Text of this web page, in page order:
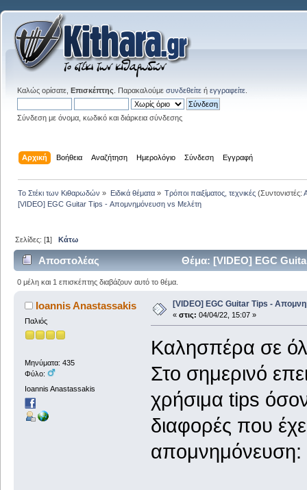
Καλώς ορίσατε, Επισκέπτης . Παρακαλούμε συνδεθείτε ή εγγραφείτε
Σύνδεση με όνομα, κωδικό και διάρκεια σύνδεσης
Αρχική Βοήθεια Αναζήτηση Ημερολόγιο Σύνδεση Εγγραφή
Το Στέκι των Κιθαρωδών » Ειδικά θέματα» Τρόποι παιξίματος, τεχνικές(Συντονιστές:
[VIDEO] EGC Guitar Tips - Απομνημόνευση vs Μελέτη
Σελίδες: [1]Κάτω
Αποστολέας Θέμα: [VIDEO] EGC
0 μέλη και 1 επισκέπτης διαβάζουν αυτό το θέμα.
Ioannis Anastassakis
Παλιός
Μηνύματα: 435
Φύλο:
Ioannis Anastassakis
[VIDEO] EGC Guitar Tips -
« στις: 04/04/22, 15:07 »
Καλησπέρα σε
Στο σημερινό
χρήσιμα tips όσον
διαφορές που
απομνημόνευση: